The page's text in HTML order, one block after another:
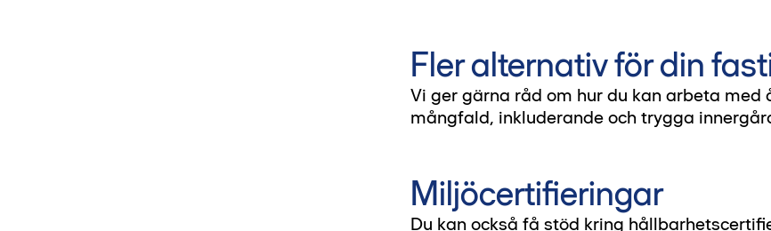
Fler alternativ för din
Vi ger gärna råd om hur du kan arbeta
mångfald, inkluderande och trygga
Miljöcertifieringar
Du kan också få stöd kring